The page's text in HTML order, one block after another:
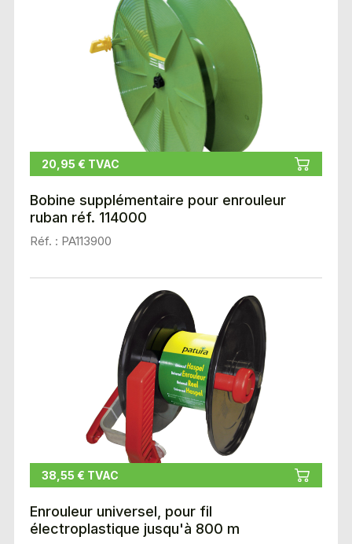
20,95 € TVAC
Bobine supplémentaire pour enrouleur
ruban réf. 114000
Réf. : PA113900
38,55 € TVAC
Enrouleur universel, pour fil
électroplastique jusqu'à 800 m